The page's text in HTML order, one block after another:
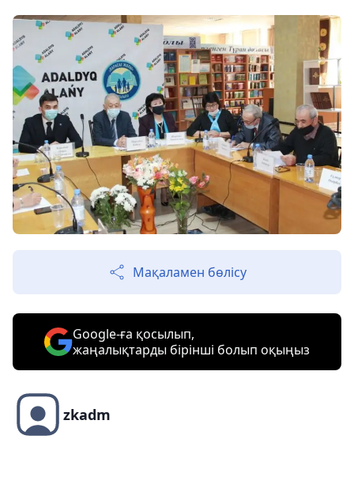
Мақаламен бөлісу
Google-ға қосылып,
жаңалықтарды бірінші болып оқыңыз
zkadm